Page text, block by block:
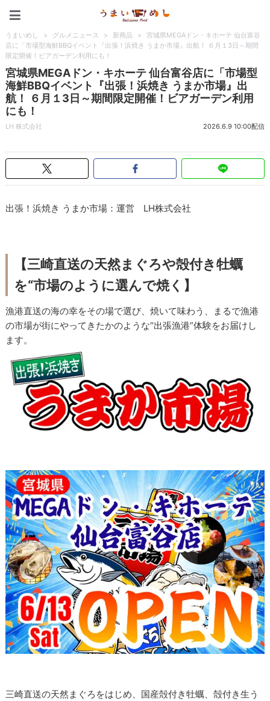
うまいめし > グルメニュース > 新商品 >
宮城県MEGAドン・キホーテ 仙台富谷
店に「市場型海鮮BBQイベント『出張！浜焼き うまか市場』出航！ ６月１3日～期間
限定開催！ビアガーデン利用にも！
宮城県MEGAドン・キホーテ 仙台富谷店に「市場型
海鮮BBQイベント『出張！浜焼き うまか市場』出
航！ ６月１3日～期間限定開催！ビアガーデン利用
にも！
LH 株式会社 2026.6.9 10:00配信
出張！浜焼き うまか市場：運営 LH株式会社
【三崎直送の天然まぐろや殻付き牡蠣
を“市場のように選んで焼く】
漁港直送の海の幸をその場で選び、焼いて味わう、まるで漁港
の市場が街にやってきたかのような“出張漁港”体験をお届けし
ます。
三崎直送の天然まぐろをはじめ、国産殻付き牡蠣、殻付き生う